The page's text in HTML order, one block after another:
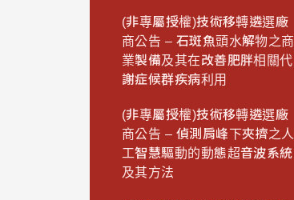
(非專屬授權)技術移轉遴選廠
商公告 – 石斑魚頭水解物之商
業製備及其在改善肥胖相關代
謝症候群疾病利用
(非專屬授權)技術移轉遴選廠
商公告 – 偵測肩峰下夾擠之人
工智慧驅動的動態超音波系統
及其方法